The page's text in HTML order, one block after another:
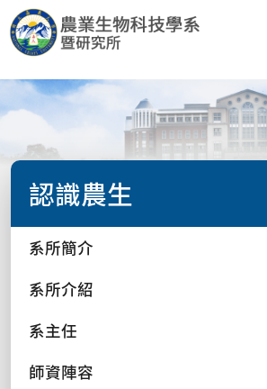
認識農生
系所簡介
系所介紹
系主任
師資陣容